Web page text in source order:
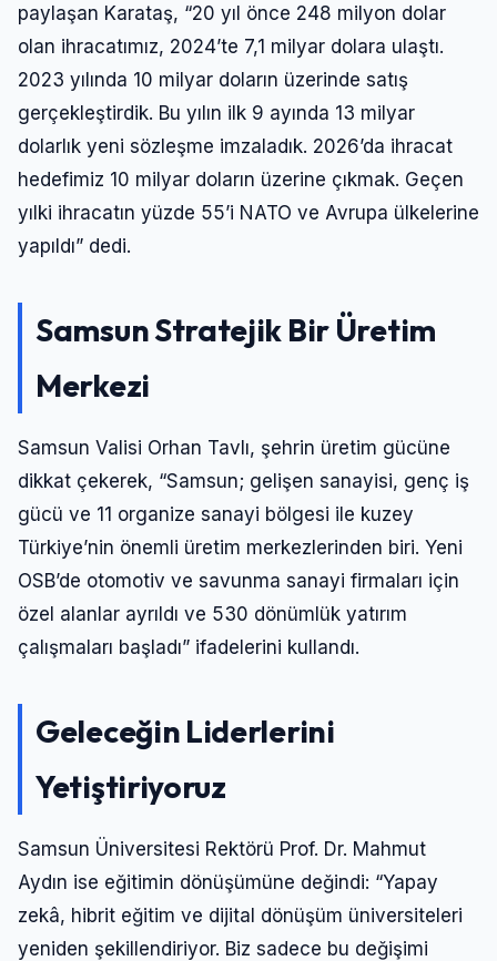
paylaşan Karataş, “20 yıl önce 248 milyon dolar
olan ihracatımız, 2024’te 7,1 milyar dolara ulaştı.
2023 yılında 10 milyar doların üzerinde satış
gerçekleştirdik. Bu yılın ilk 9 ayında 13 milyar
dolarlık yeni sözleşme imzaladık. 2026’da ihracat
hedefimiz 10 milyar doların üzerine çıkmak. Geçen
yılki ihracatın yüzde 55’i NATO ve Avrupa ülkelerine
yapıldı” dedi.
Samsun Stratejik Bir Üretim
Merkezi
Samsun Valisi Orhan Tavlı, şehrin üretim gücüne
dikkat çekerek, “Samsun; gelişen sanayisi, genç iş
gücü ve 11 organize sanayi bölgesi ile kuzey
Türkiye’nin önemli üretim merkezlerinden biri. Yeni
OSB’de otomotiv ve savunma sanayi firmaları için
özel alanlar ayrıldı ve 530 dönümlük yatırım
çalışmaları başladı” ifadelerini kullandı.
Geleceğin Liderlerini
Yetiştiriyoruz
Samsun Üniversitesi Rektörü Prof. Dr. Mahmut
Aydın ise eğitimin dönüşümüne değindi: “Yapay
zekâ, hibrit eğitim ve dijital dönüşüm üniversiteleri
yeniden şekillendiriyor. Biz sadece bu değişimi